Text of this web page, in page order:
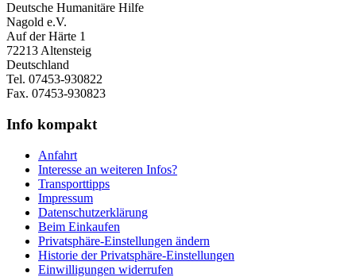
Deutsche Humanitäre Hilfe
Nagold e.V.
Auf der Härte 1
72213 Altensteig
Deutschland
Tel. 07453-930822
Fax. 07453-930823
Info kompakt
Anfahrt
Interesse an weiteren Infos?
Transporttipps
Impressum
Datenschutzerklärung
Beim Einkaufen
Privatsphäre-Einstellungen ändern
Historie der Privatsphäre-Einstellungen
Einwilligungen widerrufen